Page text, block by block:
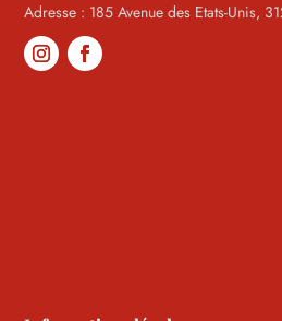
Adresse : 185 Avenue des Etats-Unis,